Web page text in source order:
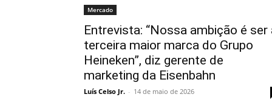
Mercado
Entrevista: “Nossa ambição é ser
terceira maior marca do Grupo
Heineken”, diz gerente de
marketing da Eisenbahn
Luís Celso Jr. - 14 de maio de 2026